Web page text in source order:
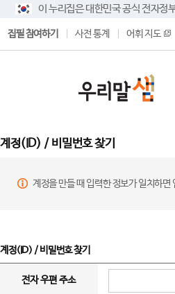
이 누리집은 대한민국 공식 전자정
집필 참여하기 사전 통계 어휘 지도
계정(ID) / 비밀번호 찾기
계정을 만들 때 입력한 정보가 일치하면
계정(ID) / 비밀번호 찾기
전자 우편 주소